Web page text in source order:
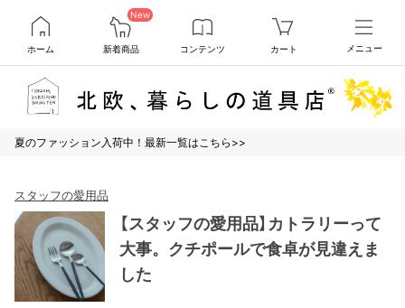
ホーム
New
新着商品 コンテンツ カート メニュー
夏のファッション入荷中！最新一覧はこちら>>
スタッフの愛用品
【スタッフの愛用品】カトラリーって
大事。クチポールで食卓が見違えま
した